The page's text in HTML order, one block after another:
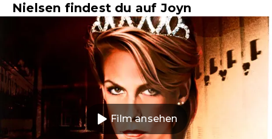
Nielsen findest du auf Joyn
Film ansehen